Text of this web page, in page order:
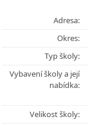
Adresa:
Okres:
Typ školy:
Vybavení školy a její
nabídka:
Velikost školy: